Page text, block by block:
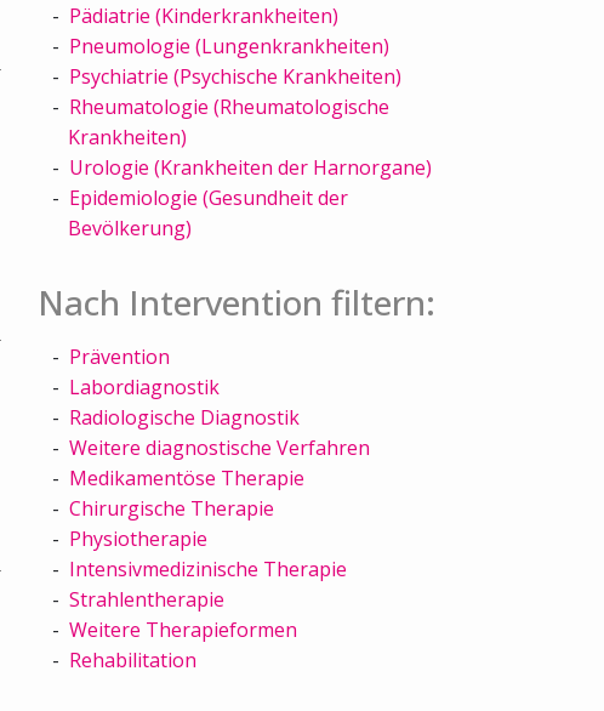
Pädiatrie (Kinderkrankheiten)
Pneumologie (Lungenkrankheiten)
Psychiatrie (Psychische Krankheiten)
Rheumatologie (Rheumatologische
Krankheiten)
Urologie (Krankheiten der Harnorgane)
Epidemiologie (Gesundheit der
Bevölkerung)
Nach Intervention filtern:
Prävention
Labordiagnostik
Radiologische Diagnostik
Weitere diagnostische Verfahren
Medikamentöse Therapie
Chirurgische Therapie
Physiotherapie
Intensivmedizinische Therapie
Strahlentherapie
Weitere Therapieformen
Rehabilitation